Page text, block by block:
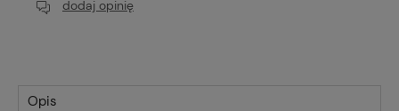
dodaj opinię
Opis